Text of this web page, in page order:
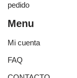
pedido
Menu
Mi cuenta
FAQ